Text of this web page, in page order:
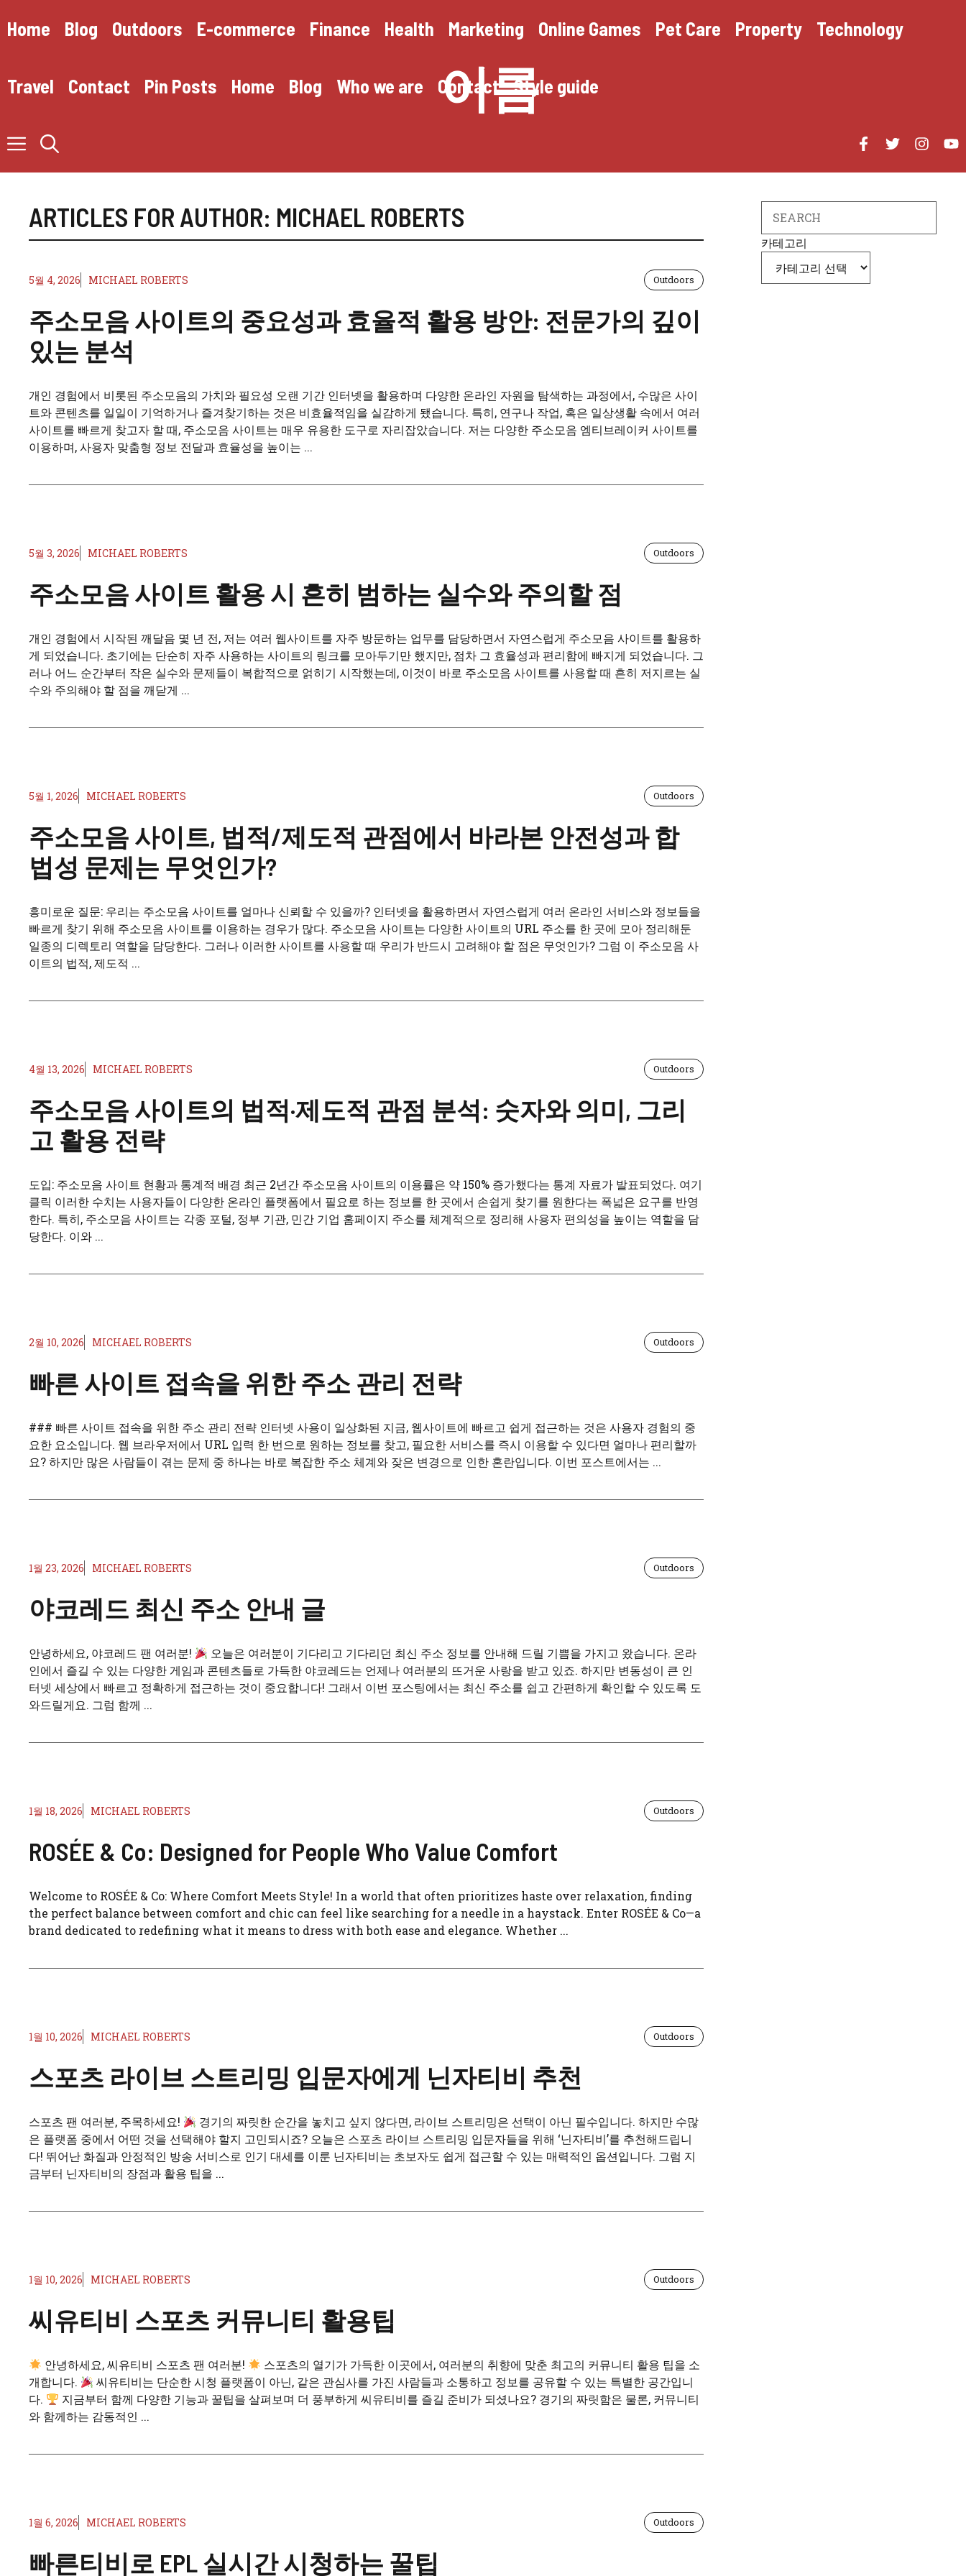
텐
건
이름
Home Blog Outdoors E-commerce Finance Health Marketing Online Games Pet Care Property Technology
Travel Contact Pin Posts Home Blog Who we are Contact Style guide
ARTICLES FOR AUTHOR: MICHAEL ROBERTS
5월 4, 2026 MICHAEL ROBERTS Outdoors
주소모음 사이트의 중요성과 효율적 활용 방안: 전문가의 깊이
있는 분석
개인 경험에서 비롯된 주소모음의 가치와 필요성 오랜 기간 인터넷을 활용하며 다양한 온라인 자원을 탐색하는 과정에서, 수많은 사이
트와 콘텐츠를 일일이 기억하거나 즐겨찾기하는 것은 비효율적임을 실감하게 됐습니다. 특히, 연구나 작업, 혹은 일상생활 속에서 여러
사이트를 빠르게 찾고자 할 때, 주소모음 사이트는 매우 유용한 도구로 자리잡았습니다. 저는 다양한 주소모음 엠티브레이커 사이트를
이용하며, 사용자 맞춤형 정보 전달과 효율성을 높이는 ...
5월 3, 2026 MICHAEL ROBERTS Outdoors
주소모음 사이트 활용 시 흔히 범하는 실수와 주의할 점
개인 경험에서 시작된 깨달음 몇 년 전, 저는 여러 웹사이트를 자주 방문하는 업무를 담당하면서 자연스럽게 주소모음 사이트를 활용하
게 되었습니다. 초기에는 단순히 자주 사용하는 사이트의 링크를 모아두기만 했지만, 점차 그 효율성과 편리함에 빠지게 되었습니다. 그
러나 어느 순간부터 작은 실수와 문제들이 복합적으로 얽히기 시작했는데, 이것이 바로 주소모음 사이트를 사용할 때 흔히 저지르는 실
수와 주의해야 할 점을 깨닫게 ...
5월 1, 2026 MICHAEL ROBERTS Outdoors
주소모음 사이트, 법적/제도적 관점에서 바라본 안전성과 합
법성 문제는 무엇인가?
흥미로운 질문: 우리는 주소모음 사이트를 얼마나 신뢰할 수 있을까? 인터넷을 활용하면서 자연스럽게 여러 온라인 서비스와 정보들을
빠르게 찾기 위해 주소모음 사이트를 이용하는 경우가 많다. 주소모음 사이트는 다양한 사이트의 URL 주소를 한 곳에 모아 정리해둔
일종의 디렉토리 역할을 담당한다. 그러나 이러한 사이트를 사용할 때 우리가 반드시 고려해야 할 점은 무엇인가? 그럼 이 주소모음 사
이트의 법적, 제도적 ...
4월 13, 2026 MICHAEL ROBERTS Outdoors
주소모음 사이트의 법적·제도적 관점 분석: 숫자와 의미, 그리
고 활용 전략
도입: 주소모음 사이트 현황과 통계적 배경 최근 2년간 주소모음 사이트의 이용률은 약 150% 증가했다는 통계 자료가 발표되었다. 여기
클릭 이러한 수치는 사용자들이 다양한 온라인 플랫폼에서 필요로 하는 정보를 한 곳에서 손쉽게 찾기를 원한다는 폭넓은 요구를 반영
한다. 특히, 주소모음 사이트는 각종 포털, 정부 기관, 민간 기업 홈페이지 주소를 체계적으로 정리해 사용자 편의성을 높이는 역할을 담
당한다. 이와 ...
2월 10, 2026 MICHAEL ROBERTS Outdoors
빠른 사이트 접속을 위한 주소 관리 전략
### 빠른 사이트 접속을 위한 주소 관리 전략 인터넷 사용이 일상화된 지금, 웹사이트에 빠르고 쉽게 접근하는 것은 사용자 경험의 중
요한 요소입니다. 웹 브라우저에서 URL 입력 한 번으로 원하는 정보를 찾고, 필요한 서비스를 즉시 이용할 수 있다면 얼마나 편리할까
요? 하지만 많은 사람들이 겪는 문제 중 하나는 바로 복잡한 주소 체계와 잦은 변경으로 인한 혼란입니다. 이번 포스트에서는 ...
1월 23, 2026 MICHAEL ROBERTS Outdoors
야코레드 최신 주소 안내 글
안녕하세요, 야코레드 팬 여러분!
오늘은 여러분이 기다리고 기다리던 최신 주소 정보를 안내해 드릴 기쁨을 가지고 왔습니다. 온라
인에서 즐길 수 있는 다양한 게임과 콘텐츠들로 가득한 야코레드는 언제나 여러분의 뜨거운 사랑을 받고 있죠. 하지만 변동성이 큰 인
터넷 세상에서 빠르고 정확하게 접근하는 것이 중요합니다! 그래서 이번 포스팅에서는 최신 주소를 쉽고 간편하게 확인할 수 있도록 도
와드릴게요. 그럼 함께 ...
1월 18, 2026 MICHAEL ROBERTS Outdoors
ROSÉE & Co: Designed for People Who Value Comfort
Welcome to ROSÉE & Co: Where Comfort Meets Style! In a world that often prioritizes haste over relaxation, finding
the perfect balance between comfort and chic can feel like searching for a needle in a haystack. Enter ROSÉE & Co—a
brand dedicated to redefining what it means to dress with both ease and elegance. Whether ...
1월 10, 2026 MICHAEL ROBERTS Outdoors
스포츠 라이브 스트리밍 입문자에게 닌자티비 추천
스포츠 팬 여러분, 주목하세요!
경기의 짜릿한 순간을 놓치고 싶지 않다면, 라이브 스트리밍은 선택이 아닌 필수입니다. 하지만 수많
은 플랫폼 중에서 어떤 것을 선택해야 할지 고민되시죠? 오늘은 스포츠 라이브 스트리밍 입문자들을 위해 ‘닌자티비’를 추천해드립니
다! 뛰어난 화질과 안정적인 방송 서비스로 인기 대세를 이룬 닌자티비는 초보자도 쉽게 접근할 수 있는 매력적인 옵션입니다. 그럼 지
금부터 닌자티비의 장점과 활용 팁을 ...
1월 10, 2026 MICHAEL ROBERTS Outdoors
씨유티비 스포츠 커뮤니티 활용팁
안녕하세요, 씨유티비 스포츠 팬 여러분!
스포츠의 열기가 가득한 이곳에서, 여러분의 취향에 맞춘 최고의 커뮤니티 활용 팁을 소
개합니다.
씨유티비는 단순한 시청 플랫폼이 아닌, 같은 관심사를 가진 사람들과 소통하고 정보를 공유할 수 있는 특별한 공간입니
다.
지금부터 함께 다양한 기능과 꿀팁을 살펴보며 더 풍부하게 씨유티비를 즐길 준비가 되셨나요? 경기의 짜릿함은 물론, 커뮤니티
와 함께하는 감동적인 ...
1월 6, 2026 MICHAEL ROBERTS Outdoors
빠른티비로 EPL 실시간 시청하는 꿀팁
카테고리